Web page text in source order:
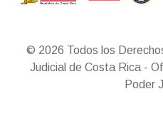
© 2026 Todos los
Judicial de Costa Rica -
Poder